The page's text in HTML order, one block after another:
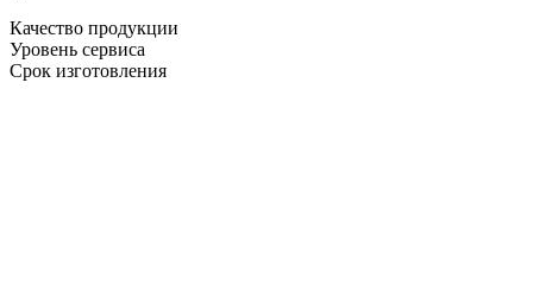
Качество продукции
Уровень сервиса
Срок изготовления